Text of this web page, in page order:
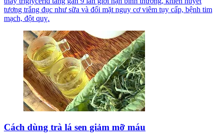
tương trắng đục như sữa và đối mặt nguy cơ viêm tụy cấp, bệnh tim
mạch, đột quỵ.
Cách dùng trà lá sen giảm mỡ máu